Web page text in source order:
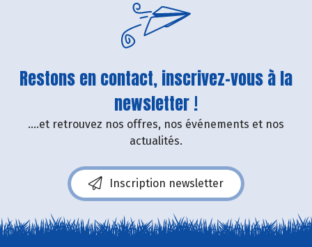
Restons en contact, inscrivez-vous à la
newsletter !
....et retrouvez nos offres, nos événements et nos
actualités.
Inscription newsletter